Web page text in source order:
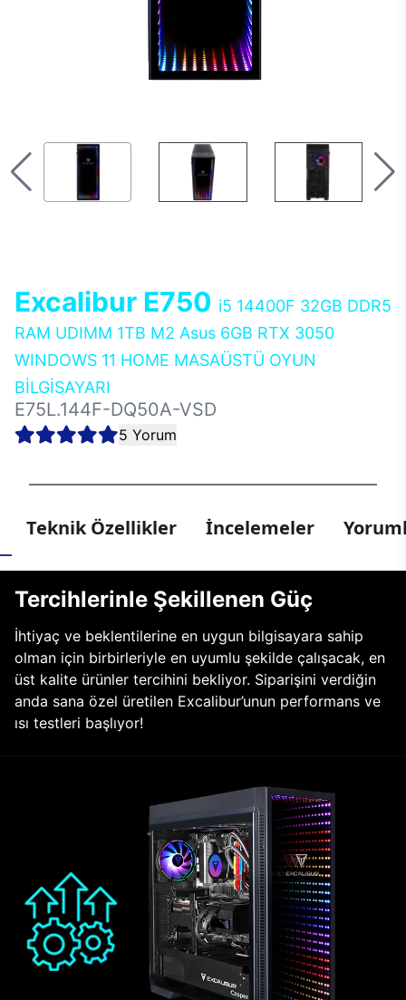
Excalibur E750 i5 14400F 32GB DDR5
RAM UDIMM 1TB M2 Asus 6GB RTX 3050
WINDOWS 11 HOME MASAÜSTÜ OYUN
BİLGİSAYARI
E75L.144F-DQ50A-VSD
5 Yorum
Teknik Özellikler İncelemeler
Tercihlerinle Şekillenen Güç
İhtiyaç ve beklentilerine en uygun bilgisayara sahip
olman için birbirleriyle en uyumlu şekilde çalışacak, en
üst kalite ürünler tercihini bekliyor. Siparişini verdiğin
anda sana özel üretilen Excalibur’unun performans ve
ısı testleri başlıyor!